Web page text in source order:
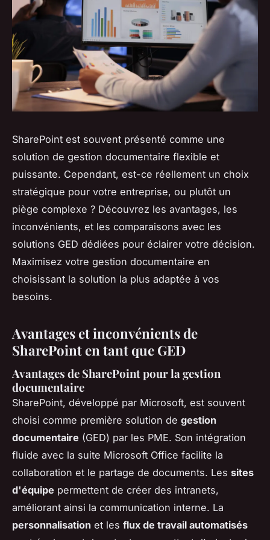
SharePoint est souvent présenté comme une
solution de gestion documentaire flexible et
puissante. Cependant, est-ce réellement un choix
stratégique pour votre entreprise, ou plutôt un
piège complexe ? Découvrez les avantages, les
inconvénients, et les comparaisons avec les
solutions GED dédiées pour éclairer votre décision.
Maximisez votre gestion documentaire en
choisissant la solution la plus adaptée à vos
besoins.
Avantages et inconvénients de
SharePoint en tant que GED
Avantages de SharePoint pour la gestion
documentaire
SharePoint, développé par Microsoft, est souvent
choisi comme première solution de gestion
documentaire (GED) par les PME. Son intégration
fluide avec la suite Microsoft Office facilite la
collaboration et le partage de documents. Les sites
d'équipe permettent de créer des intranets,
améliorant ainsi la communication interne. La
personnalisation et les flux de travail automatisés